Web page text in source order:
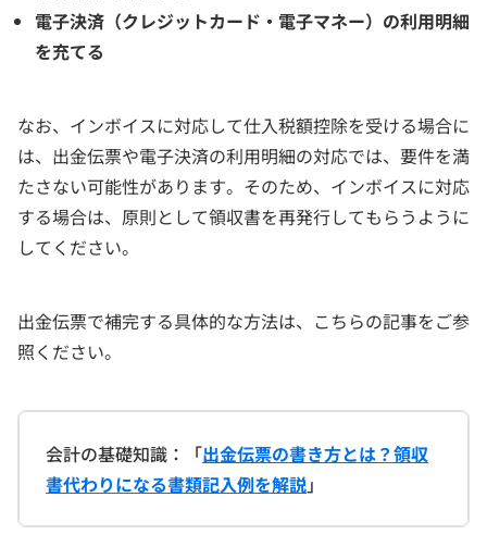
電子決済（クレジットカード・電子マネー）の利用明細
を充てる
なお、インボイスに対応して仕入税額控除を受ける場合に
は、出金伝票や電子決済の利用明細の対応では、要件を満
たさない可能性があります。そのため、インボイスに対応
する場合は、原則として領収書を再発行してもらうように
してください。
出金伝票で補完する具体的な方法は、こちらの記事をご参
照ください。
会計の基礎知識：「出金伝票の書き方とは？領収
書代わりになる書類記入例を解説」